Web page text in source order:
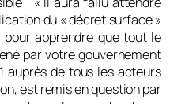
du « décret surface »
pour apprendre que tout le
par votre gouvernement
auprès de tous les acteurs
est remis en question par